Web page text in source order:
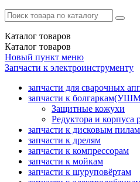
Каталог товаров
Каталог товаров
Новый пункт меню
Запчасти к электроинструменту
запчасти для сварочных
запчасти к
Защитные кожухи
Редуктора и корпуса
запчасти к дисковым пилам
запчасти к дрелям
запчасти к компрессорам
запчасти к мойкам
запчасти к шуруповёртам